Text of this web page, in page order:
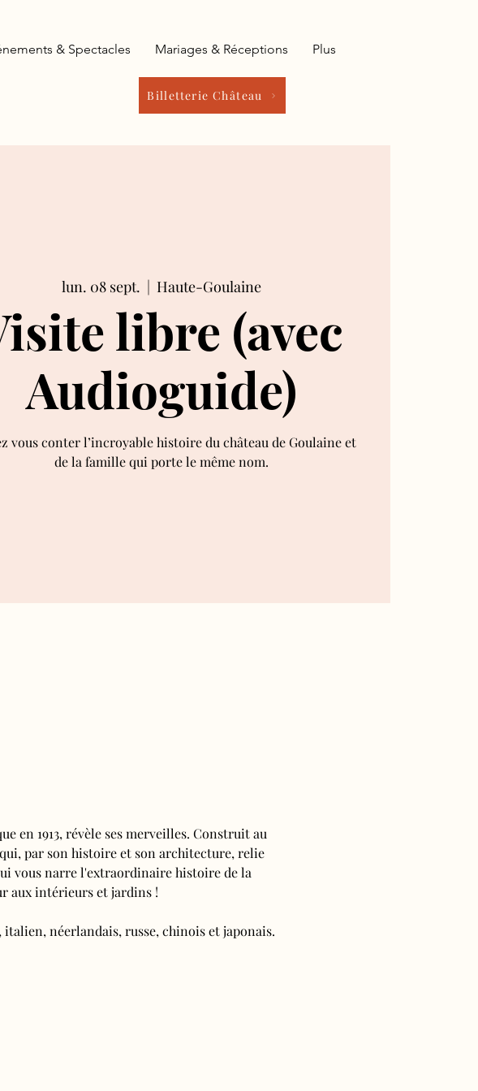
Billetterie Château
& Spectacles Mariages & Réceptions Plus
lun. 08 sept.
  |
Haute-Goulaine
libre (avec
Audioguide)
vous conter l’incroyable histoire du château de Goulaine et
de la famille qui porte le même nom.
en 1913, révèle ses merveilles. Construit au
par son histoire et son architecture, relie
vous narre l'extraordinaire histoire de la
aux intérieurs et jardins !
néerlandais, russe, chinois et japonais.